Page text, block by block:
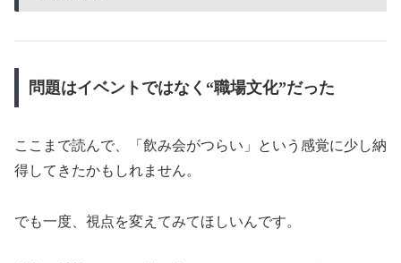
問題はイベントではなく“職場文化”だった
ここまで読んで、「飲み会がつらい」という感覚に少し納
得してきたかもしれません。
でも一度、視点を変えてみてほしいんです。